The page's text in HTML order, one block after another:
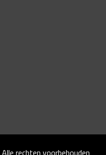
Alle rechten voorbehouden